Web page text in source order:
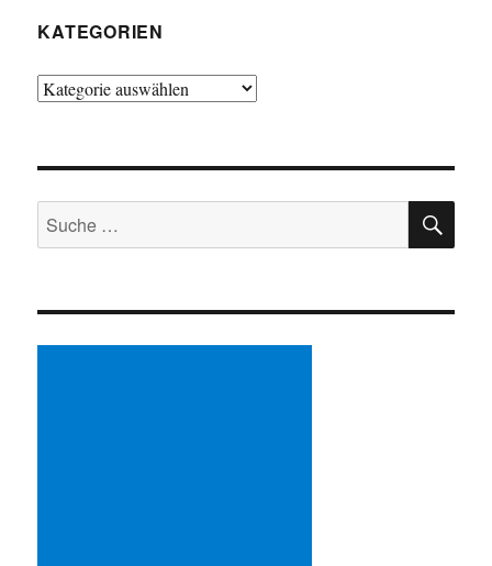
KATEGORIEN
Kategorien
Suche
nach: